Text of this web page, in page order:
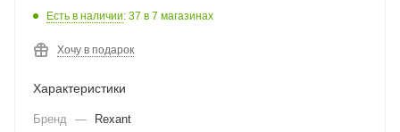
Есть в наличии: 37 в 7 магазинах
Хочу в подарок
Характеристики
Бренд —
Rexant